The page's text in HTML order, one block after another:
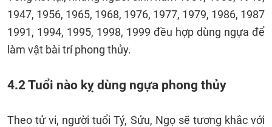
1947, 1956, 1965, 1968, 1976, 1977, 1979, 1986, 1987
1991, 1994, 1995, 1998, 1999 đều hợp dùng ngựa để
làm vật bài trí phong thủy.
4.2 Tuổi nào kỵ dùng ngựa phong thủy
Theo tử vi, người tuổi Tý, Sửu, Ngọ sẽ tương khắc với